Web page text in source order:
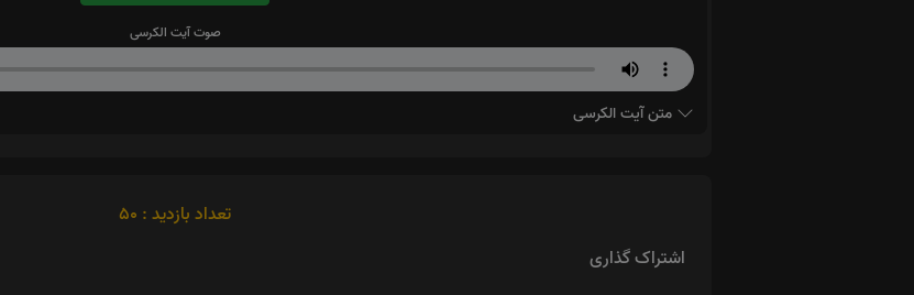
صوت آیت الکرسی
متن آیت الکرسی
تعداد بازدید : 50
اشتراک گذاری